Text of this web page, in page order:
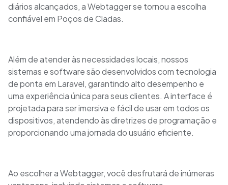
diários alcançados, a Webtagger se tornou a escolha
confiável em Poços de Cladas.
Além de atender às necessidades locais, nossos
sistemas e software são desenvolvidos com tecnologia
de ponta em Laravel, garantindo alto desempenho e
uma experiência única para seus clientes. A interface é
projetada para ser imersiva e fácil de usar em todos os
dispositivos, atendendo às diretrizes de programação e
proporcionando uma jornada do usuário eficiente.
Ao escolher a Webtagger, você desfrutará de inúmeras